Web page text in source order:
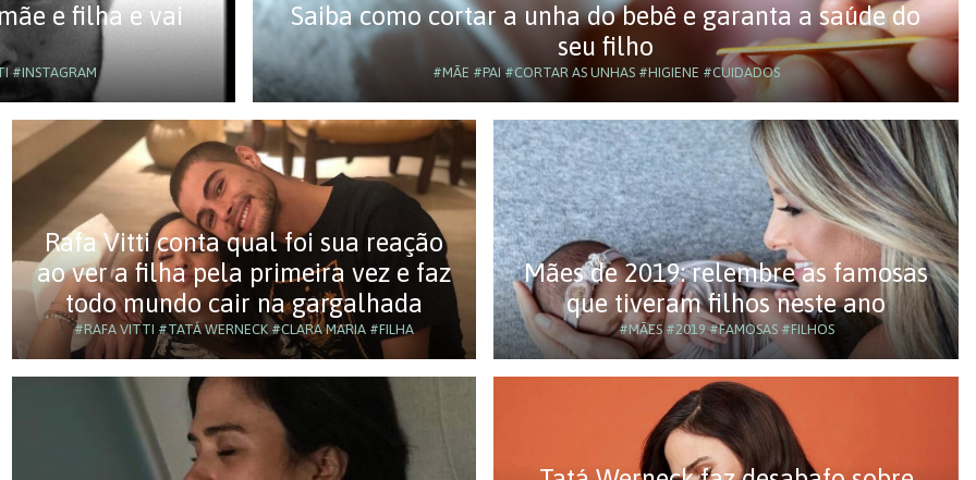
e filha e vai
#INSTAGRAM
Saiba como cortar a unha do bebê e garanta a saúde do
seu filho
#MÃE #PAI#CORTAR AS UNHAS#HIGIENE #CUIDADOS
Rafa Vitti conta qual foi sua reação
ao ver a filha pela primeira vez e faz
todo mundo cair na gargalhada
#RAFA VITTI #TATÁ WERNECK#CLARA MARIA#FILHA
Mães de 2019: relembre as famosas
que tiveram filhos neste ano
#MÃES#2019#FAMOSAS#FILHOS